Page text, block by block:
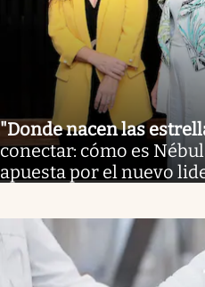
"Donde nacen las
conectar: cómo es
apuesta por el nuevo